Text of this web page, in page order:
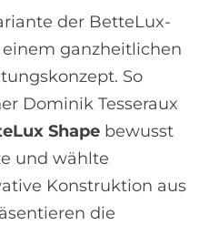
der BetteLux-
ganzheitlichen
So
Dominik Tesseraux
Shape bewusst
und wählte
Konstruktion aus
die